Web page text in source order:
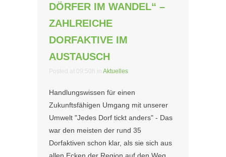
DÖRFER IM WANDEL“ –
ZAHLREICHE
DORFAKTIVE IM
AUSTAUSCH
Posted at 09:50h in Aktuelles
Handlungswissen für einen
Zukunftsfähigen Umgang mit unserer
Umwelt "Jedes Dorf tickt anders" - Das
war den meisten der rund 35
Dorfaktiven schon klar, als sie sich aus